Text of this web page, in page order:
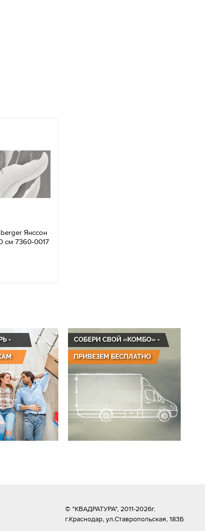
Янссон
см 7360-0017
© "КВАДРАТУРА", 2011-2026г.
г.Краснодар, ул.Ставропольская, 183Б